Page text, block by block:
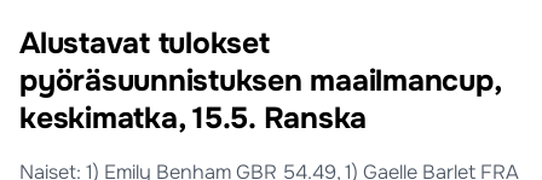
Alustavat tulokset
pyöräsuunnistuksen maailmancup,
keskimatka, 15.5. Ranska
Naiset: 1) Emily Benham GBR 54.49, 1) Gaelle Barlet FRA